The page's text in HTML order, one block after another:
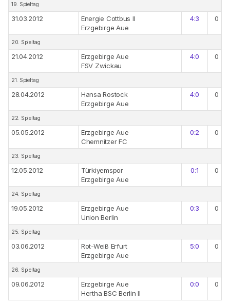
19. Spieltag
31.03.2012
Energie Cottbus II
Erzgebirge Aue
4:3 0
20. Spieltag
21.04.2012
Erzgebirge Aue
FSV Zwickau
4:0 0
21. Spieltag
28.04.2012
Hansa Rostock
Erzgebirge Aue
4:0 0
22. Spieltag
05.05.2012
Erzgebirge Aue
Chemnitzer FC
0:2 0
23. Spieltag
12.05.2012
Türkiyemspor
Erzgebirge Aue
0:1 0
24. Spieltag
19.05.2012
Erzgebirge Aue
Union Berlin
0:3 0
25. Spieltag
03.06.2012
Rot-Weiß Erfurt
Erzgebirge Aue
5:0 0
26. Spieltag
09.06.2012
Erzgebirge Aue
Hertha BSC Berlin II
0:0 0